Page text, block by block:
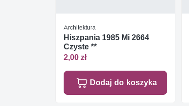
Architektura
Hiszpania 1985 Mi 2664
Czyste **
2,00 zł
Dodaj do koszyka